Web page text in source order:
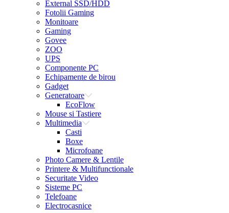
External SSD/HDD
Fotolii Gaming
Monitoare
Gaming
Govee
ZOO
UPS
Componente PC
Echipamente de birou
Gadget
Generatoare
EcoFlow
Mouse si Tastiere
Multimedia
Casti
Boxe
Microfoane
Photo Camere & Lentile
Printere & Multifunctionale
Securitate Video
Sisteme PC
Telefoane
Electrocasnice